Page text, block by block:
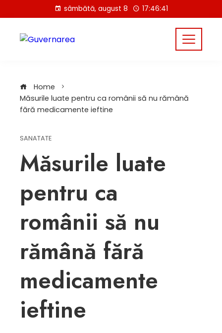
to
content
sâmbătă, august 8 17:46:41
Home
Măsurile luate pentru ca românii să nu rămână
fără medicamente ieftine
SANATATE
Măsurile luate
pentru ca
românii să nu
rămână fără
medicamente
ieftine